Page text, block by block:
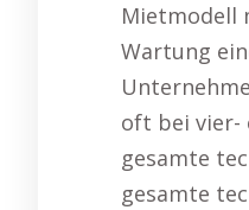
Mietmodell
Wartung
oft bei vier-
gesamte
gesamte